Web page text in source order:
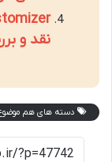
نقد و
دسته های هم